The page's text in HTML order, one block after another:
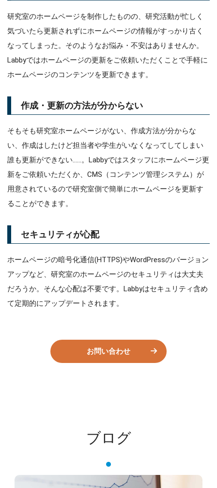
研究室のホームページを制作したものの、研究活動が忙しく
気づいたら更新されずにホームページの情報がすっかり古く
なってしまった。そのようなお悩み・不安はありませんか。
Labbyではホームページの更新をご依頼いただくことで手軽に
ホームページのコンテンツを更新できます。
作成・更新の方法が分からない
そもそも研究室ホームページがない、作成方法が分からな
い、作成はしたけど担当者や学生がいなくなってしてしまい
誰も更新ができない……。Labbyではスタッフにホームページ更
新をご依頼いただくか、CMS（コンテンツ管理システム）が
用意されているので研究室側で簡単にホームページを更新す
ることができます。
セキュリティが心配
ホームページの暗号化通信(HTTPS)やWordPressのバージョン
アップなど、研究室のホームページのセキュリティは大丈夫
だろうか。そんな心配は不要です。Labbyはセキュリティ含め
て定期的にアップデートされます。
お問い合わせ
ブログ